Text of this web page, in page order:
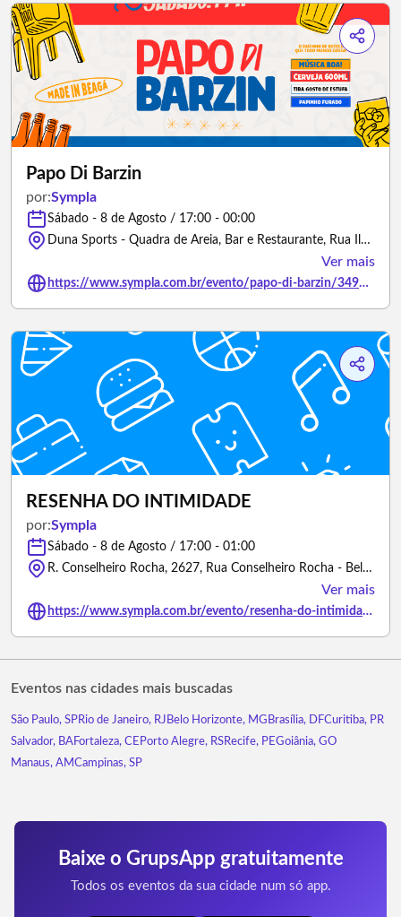
Papo Di Barzin
por:Sympla
Sábado - 8 de Agosto / 17:00 - 00:00
Duna Sports - Quadra de Areia, Bar e Restaurante, Rua Ilacir Pereira Lima - Belo Horizonte/Minas Gerais
Ver mais
https://www.sympla.com.br/evento/papo-di-barzin/3497672
RESENHA DO INTIMIDADE
por:Sympla
Sábado - 8 de Agosto / 17:00 - 01:00
R. Conselheiro Rocha, 2627, Rua Conselheiro Rocha - Belo Horizonte/Minas Gerais
Ver mais
https://www.sympla.com.br/evento/resenha-do-intimidade/3503719
Eventos nas cidades mais buscadas
São Paulo, SPRio de Janeiro, RJ Belo Horizonte, MG Brasília, DFCuritiba, PR
Salvador, BAFortaleza, CE Porto Alegre, RSRecife, PEGoiânia, GO
Manaus, AMCampinas, SP
Baixe o GrupsApp gratuitamente
Todos os eventos da sua cidade num só app.